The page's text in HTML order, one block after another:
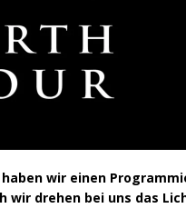
wir einen
drehen bei uns das